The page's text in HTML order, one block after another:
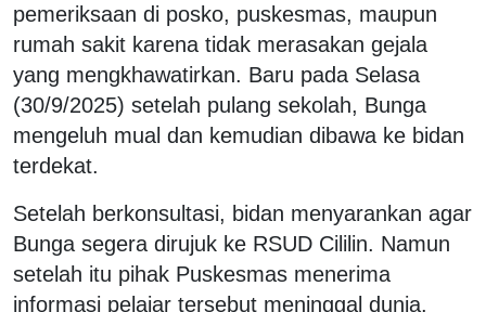
pemeriksaan di posko, puskesmas, maupun
rumah sakit karena tidak merasakan gejala
yang mengkhawatirkan. Baru pada Selasa
(30/9/2025) setelah pulang sekolah, Bunga
mengeluh mual dan kemudian dibawa ke bidan
terdekat.
Setelah berkonsultasi, bidan menyarankan agar
Bunga segera dirujuk ke RSUD Cililin. Namun
setelah itu pihak Puskesmas menerima
informasi pelajar tersebut meninggal dunia.